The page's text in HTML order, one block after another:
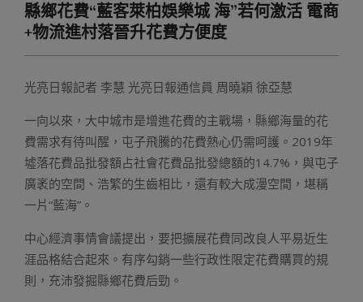
Menu縣鄉花費“藍客萊柏娛樂城 海”若何激活 電商
+物流進村落晉升花費方便度
光亮日報記者 李慧 光亮日報通信員 周曉穎 徐亞慧
一向以來，大中城市是增進花費的主戰場，縣鄉海量的花
費需求有待叫醒，屯子飛騰的花費熱心仍需呵護。2019年
墟落花費品批發額占社會花費品批發總額的14.7%，與屯子
廣袤的空間、浩繁的生齒相比，還有較大成漫空間，堪稱
一片“藍海”。
中心經濟事情會議提出，要把擴展花費同改良人平易近生
涯品格結合起來。有序勾銷一些行政性限定花費購買的規
則，充沛發掘縣鄉花費后勁。